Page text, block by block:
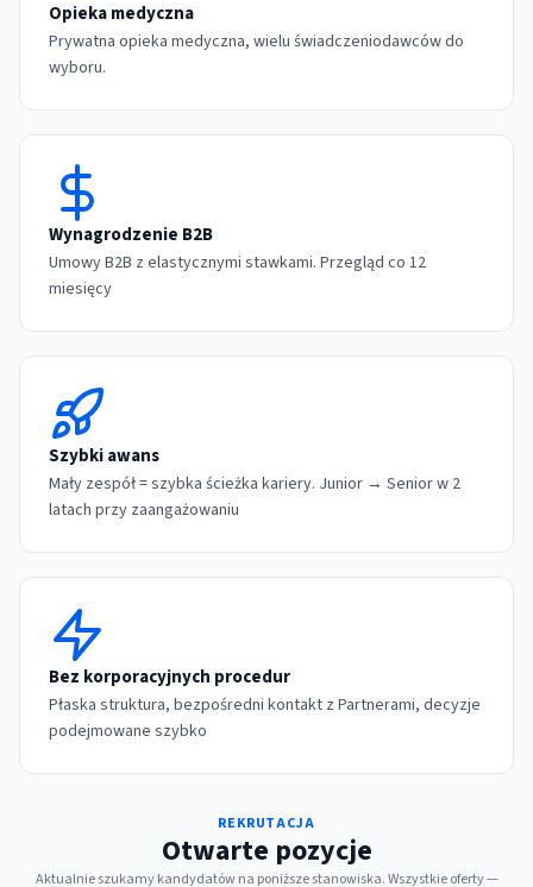
Opieka medyczna
Prywatna opieka medyczna, wielu świadczeniodawców do
wyboru.
Wynagrodzenie B2B
Umowy B2B z elastycznymi stawkami. Przegląd co 12
miesięcy
Szybki awans
Mały zespół = szybka ścieżka kariery. Junior → Senior w 2
latach przy zaangażowaniu
Bez korporacyjnych procedur
Płaska struktura, bezpośredni kontakt z Partnerami, decyzje
podejmowane szybko
REKRUTACJA
Otwarte pozycje
Aktualnie szukamy kandydatów na poniższe stanowiska. Wszystkie oferty —